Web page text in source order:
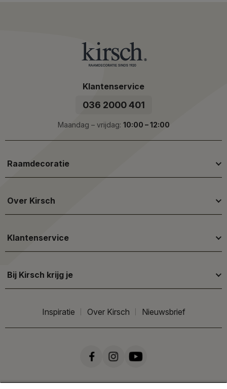
Klantenservice
036 2000 401
Maandag – vrijdag: 10:00 – 12:00
Raamdecoratie
Over Kirsch
Klantenservice
Bij Kirsch krijg je
Inspiratie Over Kirsch Nieuwsbrief